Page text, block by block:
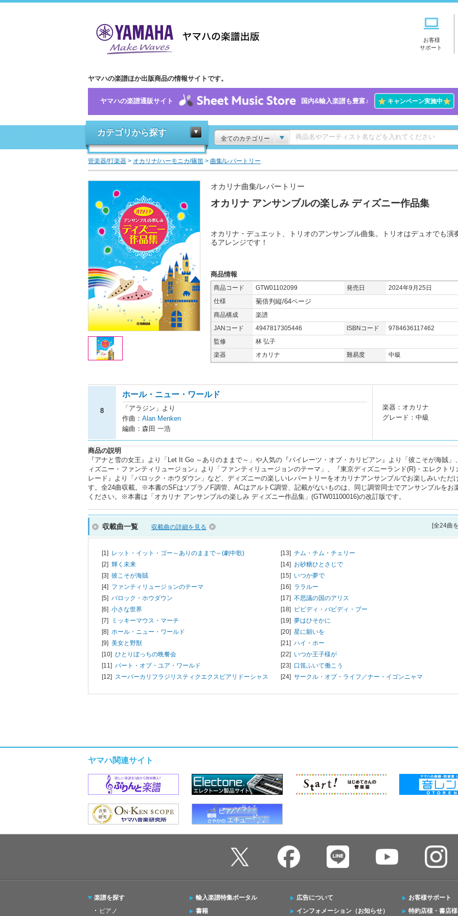
お客様
サポート
ヤマハの楽譜ほか出版商品の情報サイトです。
ヤマハの楽譜通販サイト 国内&輸入楽譜も豊富♪ ★キャンペーン実施中★
カテゴリから探す
全てのカテゴリー
管楽器/打楽器 > オカリナ/ハーモニカ/篠笛 > 曲集/レパートリー
オカリナ曲集/レパートリー
オカリナ アンサンブルの楽しみ ディズニー作品集
オカリナ・デュエット、トリオのアンサンブル曲集。トリオはデュオでも演
るアレンジです！
商品情報
商品コード GTW01102099 発売日
2024年9月25日
仕様
菊倍判縦/64ページ
商品構成
楽譜
JANコード
4947817305446 ISBNコード
9784636117462
監修
林 弘子
楽器
オカリナ 難易度 中級
8
ホール・ニュー・ワールド
「アラジン」より
作曲： Alan Menken
編曲：森田 一浩
楽器：オカリナ
グレード：中級
商品の説明
『アナと雪の女王』より「Let It Go ～ありのままで～」や人気の『パイレーツ・オブ・カリビアン』より「彼こそが海賊」
ィズニー・ファンティリュージョン』より「ファンティリュージョンのテーマ」、『東京ディズニーランド(R)・エレクトリ
レード』より「バロック・ホウダウン」など、ディズニーの楽しいレパートリーをオカリナアンサンブルでお楽しみいただ
す。全24曲収載。※本書のSFはソプラノF調管、ACはアルトC調管、記載がないものは、同じ調管同士でアンサンブルをお
ください。※本書は「オカリナ アンサンブルの楽しみ ディズニー作品集」(GTW01100016)の改訂版です。
収載曲一覧 収載曲の詳細を見る [全24曲
[1] レット・イット・ゴー～ありのままで～(劇中歌)
[2] 輝く未来
[3] 彼こそが海賊
[4] ファンティリュージョンのテーマ
[5] バロック・ホウダウン
[6] 小さな世界
[7]
ミッキーマウス・マーチ
[8] ホール・ニュー・ワールド
[9] 美女と野獣
[10] ひとりぼっちの晩餐会
[11] パート・オブ・ユア・ワールド
[12] スーパーカリフラジリスティクエクスピアリドーシャス
[13] チム・チム・チェリー
[14] お砂糖ひとさじで
[15] いつか夢で
[16] ララルー
[17] 不思議の国のアリス
[18] ビビディ・バビディ・ブー
[19] 夢はひそかに
[20] 星に願いを
[21] ハイ・ホー
[22] いつか王子様が
[23] 口笛ふいて働こう
[24] サークル・オブ・ライフ／ナー・イゴンニャマ
ヤマハ関連サイト
楽譜を探す
ピアノ
輸入楽譜特集ポータル
書籍
広告について
インフォメーション（お知らせ）
お客様サポート
特約店様・書店